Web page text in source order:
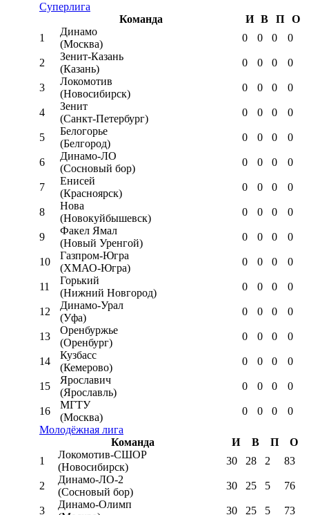
Суперлига
Команда
И В П
О
1
Динамо
(Москва)
0 0 0 0
2
Зенит-Казань
(Казань)
0 0 0 0
3
Локомотив
(Новосибирск)
0 0 0 0
4
Зенит
(Санкт-Петербург)
0 0 0 0
5
Белогорье
(Белгород)
0 0 0 0
6
Динамо-ЛО
(Сосновый бор)
0 0 0 0
7
Енисей
(Красноярск)
0 0 0 0
8
Нова
(Новокуйбышевск)
0 0 0 0
9
Факел Ямал
(Новый Уренгой)
0 0 0 0
10
Газпром-Югра
(ХМАО-Югра)
0 0 0 0
11
Горький
(Нижний Новгород)
0 0 0 0
12
Динамо-Урал
(Уфа)
0 0 0 0
13
Оренбуржье
(Оренбург)
0 0 0 0
14
Кузбасс
(Кемерово)
0 0 0 0
15
Ярославич
(Ярославль)
0 0 0 0
16
МГТУ
(Москва)
0 0 0
0
Молодёжная лига
Команда
И В П
О
1
Локомотив-CШОР
(Новосибирск)
30 28 2 83
2
Динамо-ЛО-2
(Сосновый бор)
30 25 5 76
3
Динамо-Олимп
30 25 5 73